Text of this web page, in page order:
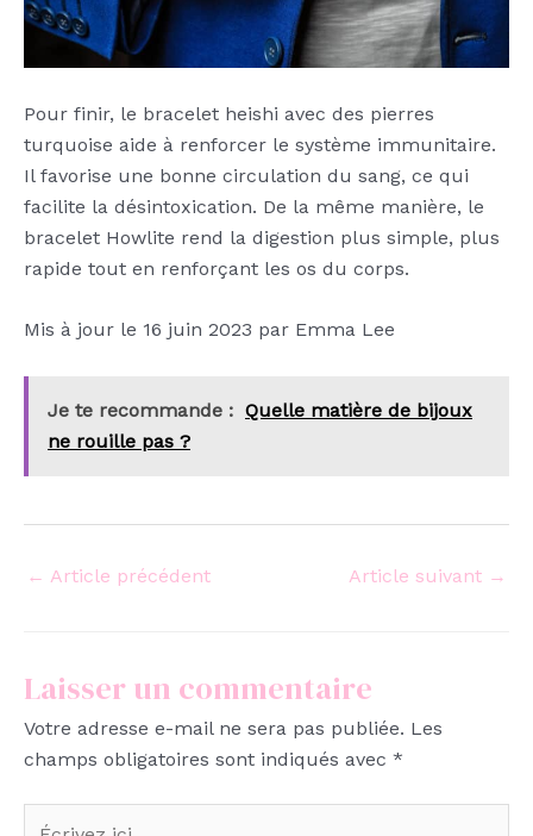
Pour finir, le bracelet heishi avec des pierres
turquoise aide à renforcer le système immunitaire.
Il favorise une bonne circulation du sang, ce qui
facilite la désintoxication. De la même manière, le
bracelet Howlite rend la digestion plus simple, plus
rapide tout en renforçant les os du corps.
Mis à jour le 16 juin 2023 par Emma Lee
Je te recommande : Quelle matière de bijoux
ne rouille pas ?
← Article précédent Article suivant →
Laisser un commentaire
Votre adresse e-mail ne sera pas publiée. Les
champs obligatoires sont indiqués avec *